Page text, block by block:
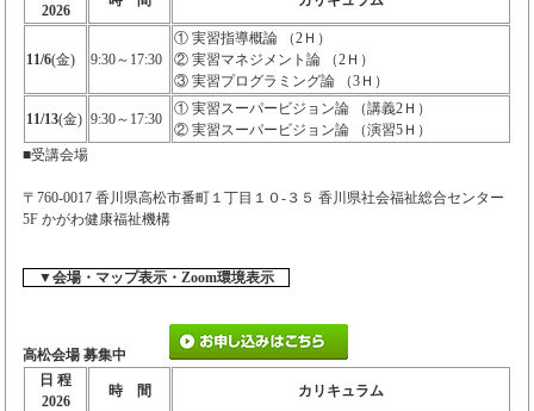
2026
11/6(金) 9:30～17:30
① 実習指導概論 （2Ｈ）
② 実習マネジメント論 （2Ｈ）
③ 実習プログラミング論 （3Ｈ）
11/13(金) 9:30～17:30
① 実習スーパービジョン論 （講義2Ｈ）
② 実習スーパービジョン論 （演習5Ｈ）
■受講会場
〒760-0017 香川県高松市番町１丁目１０-３５ 香川県社会福祉総合センター
5F かがわ健康福祉機構
▼会場・マップ表示・Zoom環境表示
高松会場 募集中
日 程
2026
時 間 カリキュラム